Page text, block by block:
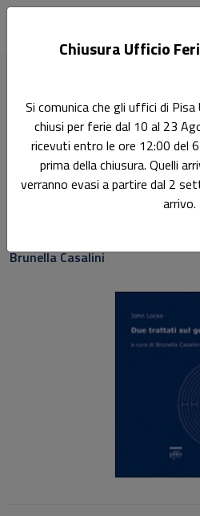
Ricerca
John Locke
Due trattati sul governo
Brunella Casalini
Chiusura Ufficio
Si comunica che gli uffici di
chiusi per ferie dal 10 al 23
ricevuti entro le ore 12:00 del
prima della chiusura. Quelli
verranno evasi a partire dal 2
arrivo.